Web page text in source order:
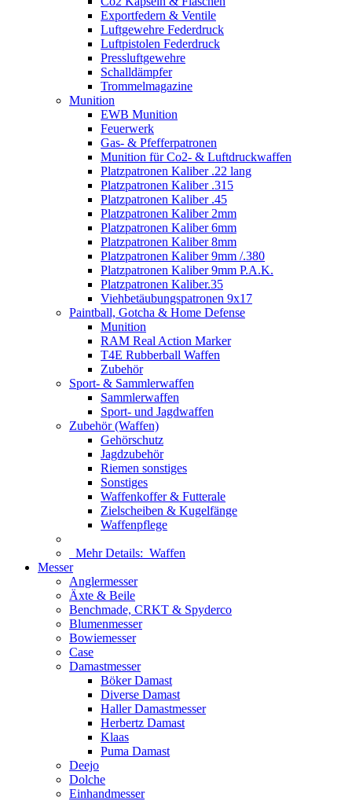
Exportfedern & Ventile
Luftgewehre Federdruck
Luftpistolen Federdruck
Pressluftgewehre
Schalldämpfer
Trommelmagazine
Munition
EWB Munition
Feuerwerk
Gas- & Pfefferpatronen
Munition für Co2- & Luftdruckwaffen
Platzpatronen Kaliber .22 lang
Platzpatronen Kaliber .315
Platzpatronen Kaliber .45
Platzpatronen Kaliber 2mm
Platzpatronen Kaliber 6mm
Platzpatronen Kaliber 8mm
Platzpatronen Kaliber 9mm /.380
Platzpatronen Kaliber 9mm P.A.K.
Platzpatronen Kaliber.35
Viehbetäubungspatronen 9x17
Paintball, Gotcha & Home Defense
Munition
RAM Real Action Marker
T4E Rubberball Waffen
Zubehör
Sport- & Sammlerwaffen
Sammlerwaffen
Sport- und Jagdwaffen
Zubehör (Waffen)
Gehörschutz
Jagdzubehör
Riemen sonstiges
Sonstiges
Waffenkoffer & Futterale
Zielscheiben & Kugelfänge
Waffenpflege
Mehr Details: Waffen
Messer
Anglermesser
Äxte & Beile
Benchmade, CRKT & Spyderco
Blumenmesser
Bowiemesser
Case
Damastmesser
Böker Damast
Diverse Damast
Haller Damastmesser
Herbertz Damast
Klaas
Puma Damast
Deejo
Dolche
Einhandmesser